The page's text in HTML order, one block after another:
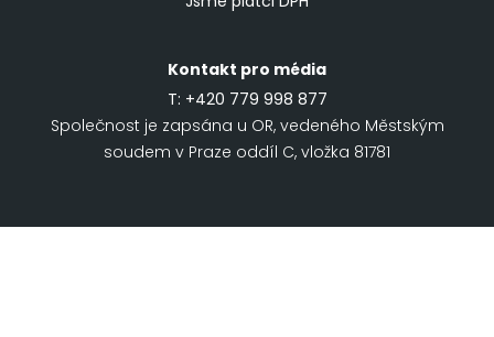
Kontakt pro média
T: +420 779 998 877
Společnost je zapsána u OR, vedeného Městským
soudem v Praze oddíl C, vložka 81781